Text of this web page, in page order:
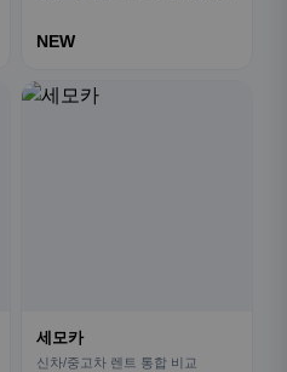
NEW
세모카
신차/중고차 렌트 통합 비교